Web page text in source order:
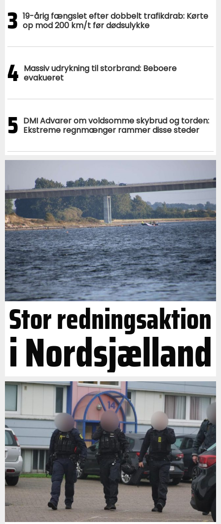
3 19-årig fængslet efter dobbelt trafikdrab: Kørte
op mod 200 km/t før dødsulykke
4 Massiv udrykning til storbrand: Beboere
evakueret
5 DMI Advarer om voldsomme skybrud og torden:
Ekstreme regnmænger rammer disse steder
Stor redningsaktion
i Nordsjælland